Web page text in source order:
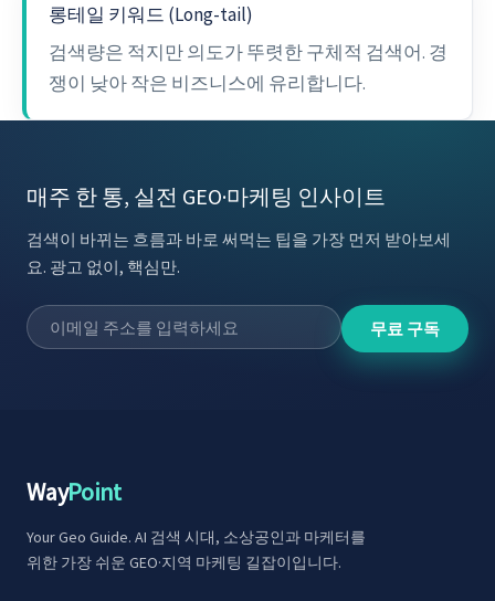
롱테일 키워드 (Long-tail)
검색량은 적지만 의도가 뚜렷한 구체적 검색어. 경
쟁이 낮아 작은 비즈니스에 유리합니다.
매주 한 통, 실전 GEO·마케팅 인사이트
검색이 바뀌는 흐름과 바로 써먹는 팁을 가장 먼저 받아보세
요. 광고 없이, 핵심만.
무료 구독
WayPoint
Your Geo Guide. AI 검색 시대, 소상공인과 마케터를
위한 가장 쉬운 GEO·지역 마케팅 길잡이입니다.